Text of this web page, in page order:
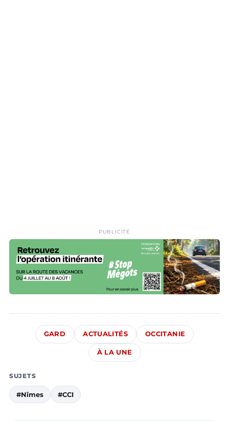
PUBLICITÉ
GARD ACTUALITÉS OCCITANIE
À LA UNE
SUJETS
#Nîmes #CCI